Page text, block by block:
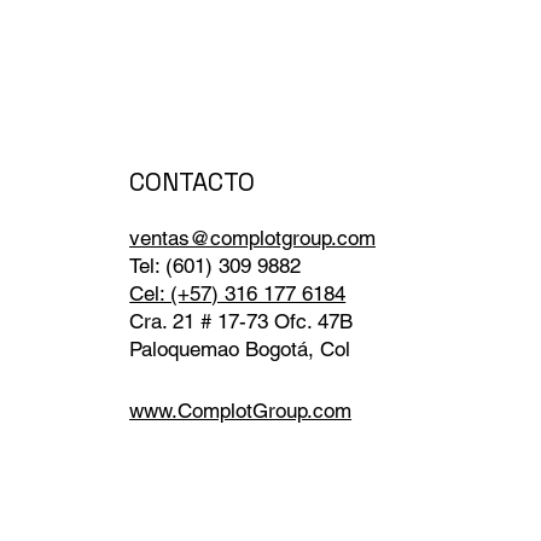
CONTACTO
ventas@complotgroup.com
Tel: (601) 309 9882
Cel: (+57) 316 177 6184
Cra. 21 # 17-73 Ofc. 47B
Paloquemao Bogotá, Col
www.ComplotGroup.com